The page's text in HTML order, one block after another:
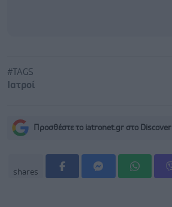
#TAGS
Ιατροί
Προσθέστε το iatronet.gr στο Discover
shares